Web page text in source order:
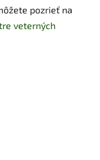
pozrieť na
veterných